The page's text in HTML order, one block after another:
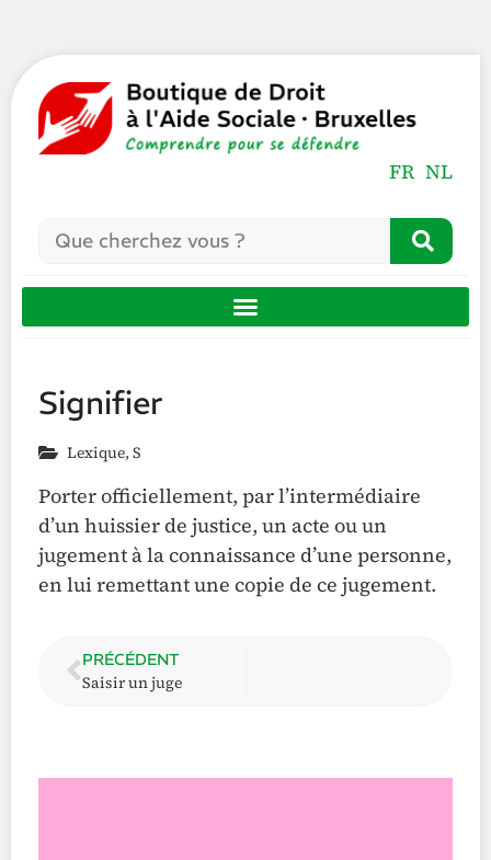
FR NL
Signifier
Lexique, S
Porter officiellement, par l’intermédiaire
d’un huissier de justice, un acte ou un
jugement à la connaissance d’une personne,
en lui remettant une copie de ce jugement.
PRÉCÉDENT
Saisir un juge